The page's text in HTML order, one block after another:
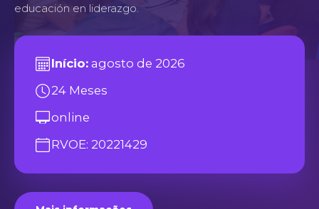
educación en liderazgo.
Início: agosto de 2026
24 Meses
online
RVOE: 20221429